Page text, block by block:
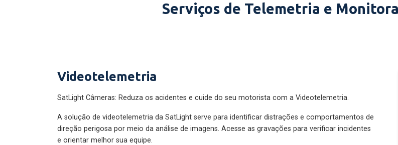
Serviços de Telemetria e
Videotelemetria
SatLight Câmeras: Reduza os acidentes e cuide do seu motorista com a Videotelemetria.
A solução de videotelemetria da SatLight serve para identificar distrações e comportamentos de
direção perigosa por meio da análise de imagens. Acesse as gravações para verificar incidentes
e orientar melhor sua equipe.